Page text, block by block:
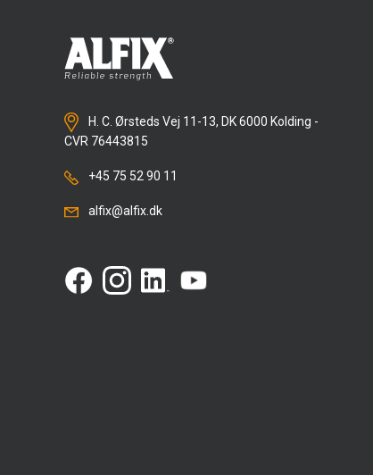
H. C. Ørsteds Vej 11-13, DK 6000 Kolding -
CVR 76443815
+45 75 52 90 11
alfix@alfix.dk